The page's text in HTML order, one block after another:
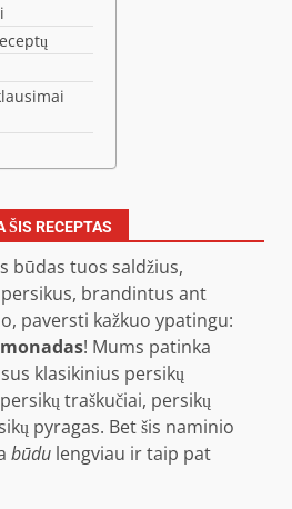
ŠIS RECEPTAS
būdas tuos saldžius,
brandintus ant
paversti kažkuo ypatingu:
! Mums patinka
klasikinius persikų
traškučiai, persikų
pyragas. Bet šis naminio
būdu lengviau ir taip pat